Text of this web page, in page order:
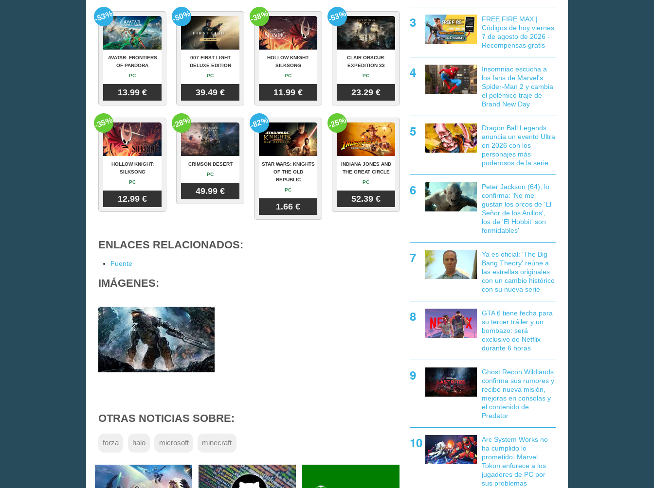
AVATAR: FRONTIERS
OF PANDORA
PC
13.99 €
-53%
007 FIRST LIGHT
DELUXE EDITION
PC
39.49 €
-50%
HOLLOW KNIGHT:
SILKSONG
PC
11.99 €
-38%
CLAIR OBSCUR:
EXPEDITION 33
PC
23.29 €
-53%
HOLLOW KNIGHT:
SILKSONG
PC
12.99 €
-35%
CRIMSON DESERT
PC
49.99 €
-28%
STAR WARS: KNIGHTS
OF THE OLD
REPUBLIC
PC
1.66 €
-82%
INDIANA JONES AND
THE GREAT CIRCLE
PC
52.39 €
-25%
ENLACES RELACIONADOS:
Fuente
IMÁGENES:
OTRAS NOTICIAS SOBRE:
forza halo microsoft minecraft
FREE FIRE MAX |
Códigos de hoy viernes
7 de agosto de 2026 -
Recompensas gratis
Insomniac escucha a
los fans de Marvel's
Spider-Man 2 y cambia
el polémico traje de
Brand New Day
Dragon Ball Legends
anuncia un evento Ultra
en 2026 con los
personajes más
poderosos de la serie
Peter Jackson (64), lo
confirma: 'No me
gustan los orcos de 'El
Señor de los Anillos',
los de 'El Hobbit' son
formidables'
Ya es oficial: 'The Big
Bang Theory' reúne a
las estrellas originales
con un cambio histórico
con su nueva serie
GTA 6 tiene fecha para
su tercer tráiler y un
bombazo: será
exclusivo de Netflix
durante 6 horas
Ghost Recon Wildlands
confirma sus rumores y
recibe nueva misión,
mejoras en consolas y
el contenido de
Predator
Arc System Works no
ha cumplido lo
prometido: Marvel
Tokon enfurece a los
jugadores de PC por
sus problemas